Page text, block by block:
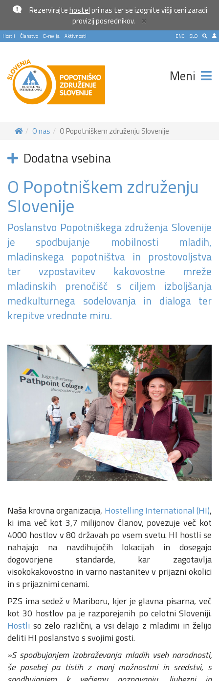
Rezervirajtehostelpri nas ter se izognite višji ceni zaradi
provizij posrednikov.
×
Hostli Članstvo E-revija Aktivnosti SLO
ENG
Meni
O nas O Popotniškem združenju Slovenije
Dodatna vsebina
O Popotniškem združenju
Slovenije
Poslanstvo Popotniškega združenja Slovenije
je spodbujanje mobilnosti mladih,
mladinskega popotništva in prostovoljstva
ter vzpostavitev kakovostne mreže
mladinskih prenočišč s ciljem izboljšanja
medkulturnega sodelovanja in dialoga ter
krepitve vrednote miru.
Naša krovna organizacija, Hostelling International (HI),
ki ima več kot 3,7 milijonov članov, povezuje več kot
4000 hostlov v 80 državah po vsem svetu. HI hostli se
nahajajo na navdihujočih lokacijah in dosegajo
dogovorjene standarde, kar zagotavlja
visokokakovostno in varno nastanitev v prijazni okolici
in s prijaznimi cenami.
PZS ima sedež v Mariboru, kjer je glavna pisarna, več
kot 30 hostlov pa je razporejenih po celotni Sloveniji.
Hostli so zelo različni, a vsi delajo z mladimi in želijo
deliti HI poslanstvo s svojimi gosti.
»S spodbujanjem izobraževanja mladih vseh narodnosti,
še posebej pa tistih z manj možnostmi in sredstvi, s